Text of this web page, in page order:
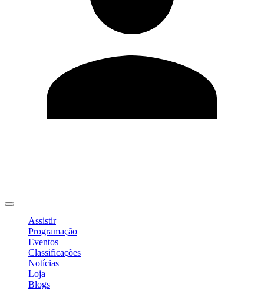
Assistir
Programação
Eventos
Classificações
Notícias
Loja
Blogs